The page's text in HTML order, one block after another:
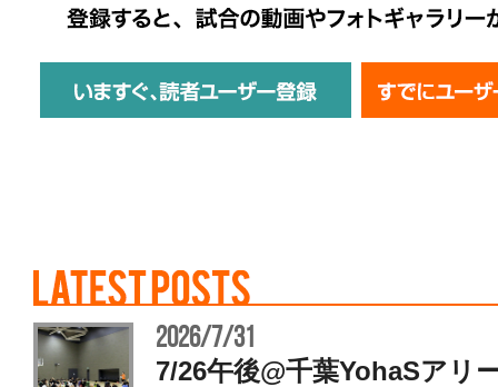
2026/7/31
7/26午後@千葉YohaSア